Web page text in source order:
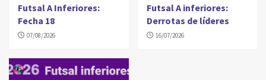
Futsal A Inferiores:
Fecha 18
07/08/2026
Futsal A inferiores:
Derrotas de líderes
16/07/2026